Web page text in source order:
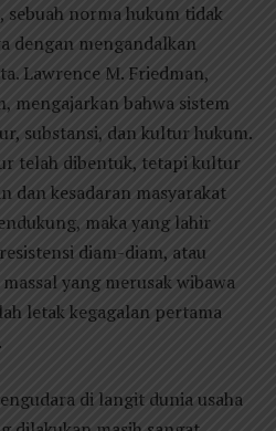
norma hukum tidak
dengan mengandalkan
Lawrence M. Friedman,
mengajarkan bahwa sistem
substansi, dan kultur hukum.
telah dibentuk, tetapi kultur
dan kesadaran masyarakat
maka yang lahir
diam-diam, atau
yang merusak wibawa
letak kegagalan pertama
di langit dunia usaha